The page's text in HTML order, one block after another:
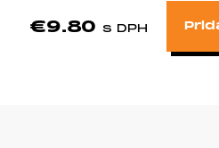
€9.80 s DPH